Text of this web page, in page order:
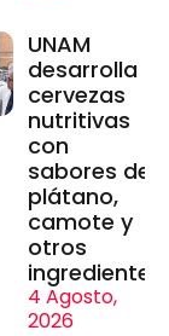
UNAM
desarrolla
cervezas
nutritivas
con
sabores de
plátano,
camote y
otros
ingredientes
4 Agosto,
2026